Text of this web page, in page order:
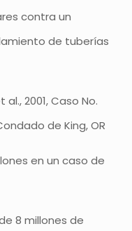
contra un
de tuberías
2001, Caso No.
de King, OR
en un caso de
8 millones de